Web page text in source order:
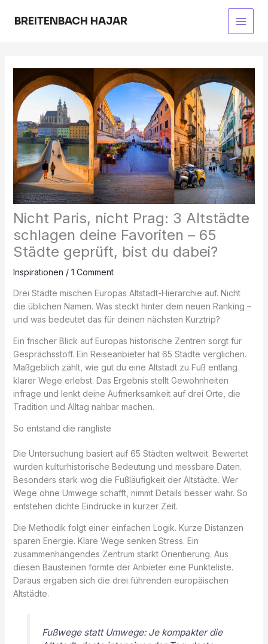
BREITENBACH HAJAR
Main
Nicht Paris, nicht Prag: 3 Altstädte
schlagen deine Favoriten – 65
Städte geprüft, bist du dabei?
Inspirationen / 1 Comment
Drei Städte mischen Europas Altstadt-Hierarchie auf. Nicht
die üblichen Namen. Was steckt hinter dem neuen Ranking –
und was bedeutet das für deinen nächsten Kurztrip?
Ein frischer Blick auf Europas historische Zentren sorgt für
Gesprächsstoff. Ein Reiseanbieter hat 65 Städte verglichen.
Maßgeblich zählt, wie gut du eine Altstadt zu Fuß entlang
klarer Wege erlebst. Das Ergebnis stellt Gewohnheiten
infrage und lenkt deine Aufmerksamkeit auf drei Orte, die
Tradition und Alltag nahbar machen.
So entstand die rangliste
Die Untersuchung basiert auf 65 Städten weltweit. Bewertet
wurden kulturhistorische Bedeutung und messbare Daten.
Besonders stark wog die Fußläufigkeit der Altstädte. Wer
Wege ohne Umwege schafft, nimmt Details besser wahr. So
entstehen dichte Eindrücke in kurzer Zeit.
Die Methodik folgt einer einfachen Logik. Kurze Distanzen
sparen Energie. Klare Wege senken Stress. Ein
zusammenhängendes Zentrum stärkt Orientierung. Aus
diesen Bausteinen formte der Anbieter eine Punkteliste.
Daraus ergaben sich die drei führenden europäischen
Altstädte.
Fußwege statt Umwege: Je kompakter die